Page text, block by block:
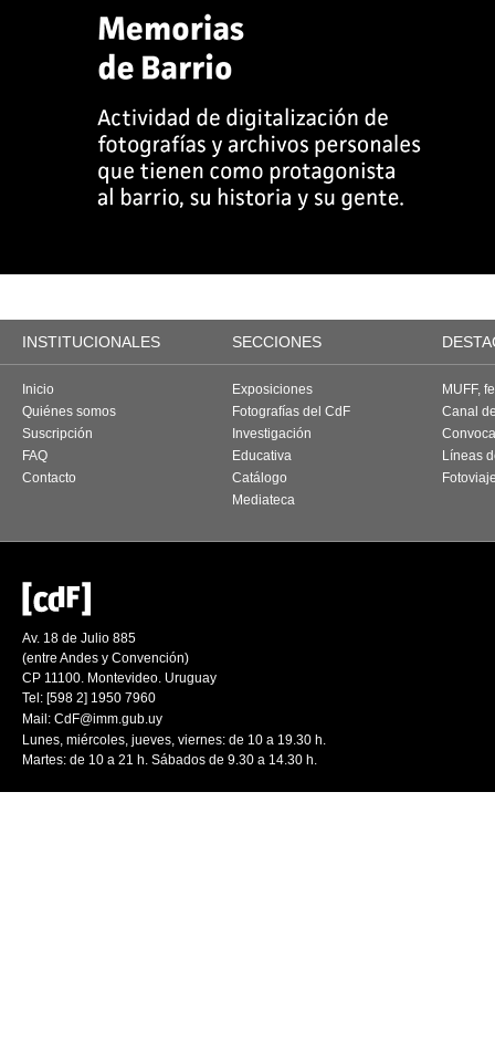
INSTITUCIONALES SECCIONES
Inicio
Quiénes somos
Suscripción
FAQ
Contacto
Exposiciones
Fotografías del CdF
Investigación
Educativa
Catálogo
Mediateca
MUFF,
Canal
Líneas
Av. 18 de Julio 885
(entre Andes y Convención)
CP 11100. Montevideo. Uruguay
Tel: [598 2] 1950 7960
Mail: CdF@imm.gub.uy
Lunes, miércoles, jueves, viernes: de 10 a 19.30 h.
Martes: de 10 a 21 h. Sábados de 9.30 a 14.30 h.